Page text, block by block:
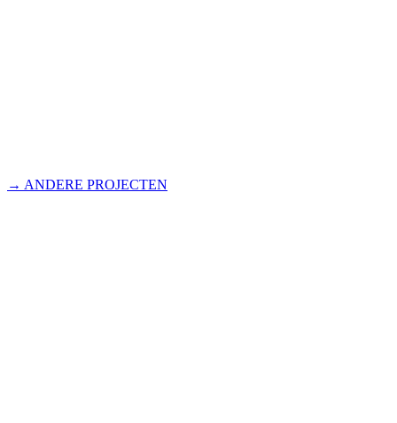
→ ANDERE PROJECTEN